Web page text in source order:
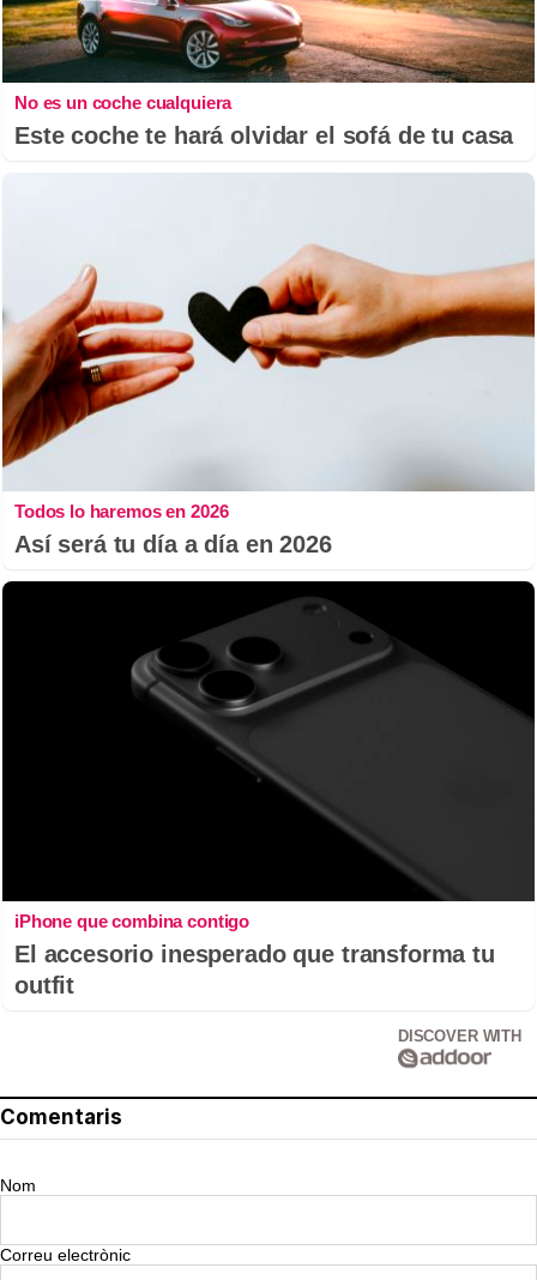
No es un coche cualquiera
Este coche te hará olvidar el sofá de tu casa
Todos lo haremos en 2026
Así será tu día a día en 2026
iPhone que combina contigo
El accesorio inesperado que transforma tu
outfit
DISCOVER WITH
Comentaris
Nom
Correu electrònic